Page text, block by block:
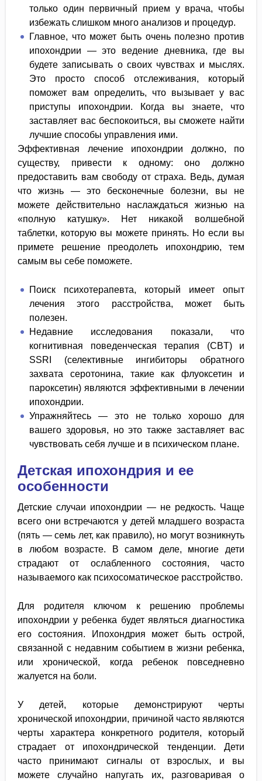
только один первичный прием у врача, чтобы
избежать слишком много анализов и процедур.
Главное, что может быть очень полезно против
ипохондрии — это ведение дневника, где вы
будете записывать о своих чувствах и мыслях.
Это просто способ отслеживания, который
поможет вам определить, что вызывает у вас
приступы ипохондрии. Когда вы знаете, что
заставляет вас беспокоиться, вы сможете найти
лучшие способы управления ими.
Эффективная лечение ипохондрии должно, по
существу, привести к одному: оно должно
предоставить вам свободу от страха. Ведь, думая
что жизнь — это бесконечные болезни, вы не
можете действительно наслаждаться жизнью на
«полную катушку». Нет никакой волшебной
таблетки, которую вы можете принять. Но если вы
примете решение преодолеть ипохондрию, тем
самым вы себе поможете.
Поиск психотерапевта, который имеет опыт
лечения этого расстройства, может быть
полезен.
Недавние исследования показали, что
когнитивная поведенческая терапия (CBT) и
SSRI (селективные ингибиторы обратного
захвата серотонина, такие как флуоксетин и
пароксетин) являются эффективными в лечении
ипохондрии.
Упражняйтесь — это не только хорошо для
вашего здоровья, но это также заставляет вас
чувствовать себя лучше и в психическом плане.
Детская ипохондрия и ее
особенности
Детские случаи ипохондрии — не редкость. Чаще
всего они встречаются у детей младшего возраста
(пять — семь лет, как правило), но могут возникнуть
в любом возрасте. В самом деле, многие дети
страдают от ослабленного состояния, часто
называемого как психосоматическое расстройство.
Для родителя ключом к решению проблемы
ипохондрии у ребенка будет являться диагностика
его состояния. Ипохондрия может быть острой,
связанной с недавним событием в жизни ребенка,
или хронической, когда ребенок повседневно
жалуется на боли.
У детей, которые демонстрируют черты
хронической ипохондрии, причиной часто являются
черты характера конкретного родителя, который
страдает от ипохондрической тенденции. Дети
часто принимают сигналы от взрослых, и вы
можете случайно напугать их, разговаривая о